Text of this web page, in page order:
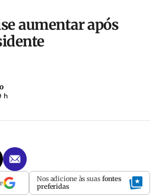
aumentar após
h
Nos adicione às suas fontes
preferidas